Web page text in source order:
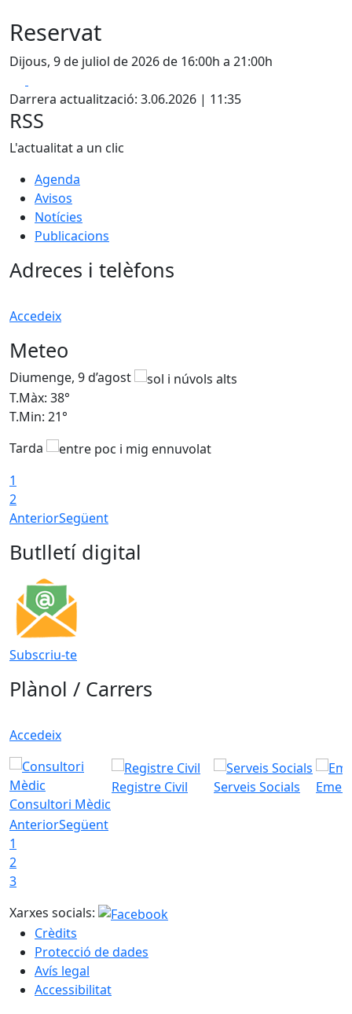
Reservat
Dijous, 9 de juliol de 2026 de 16:00h a 21:00h
Darrera actualització: 3.06.2026 | 11:35
RSS
L'actualitat a un clic
Agenda
Avisos
Notícies
Publicacions
Adreces i telèfons
Accedeix
Meteo
Diumenge, 9 d’agost
T.Màx: 38°
T.Min: 21°
Tarda
1
2
AnteriorSegüent
Butlletí digital
Subscriu-te
Plànol / Carrers
Accedeix
Consultori Mèdic
Registre Civil Serveis Socials
AnteriorSegüent
1
2
3
Xarxes socials:
Crèdits
Protecció de dades
Avís legal
Accessibilitat